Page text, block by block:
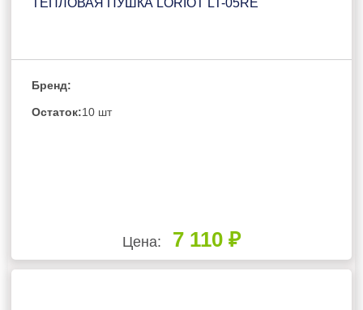
Бренд:
Остаток:10 шт
Цена: 7 110 ₽